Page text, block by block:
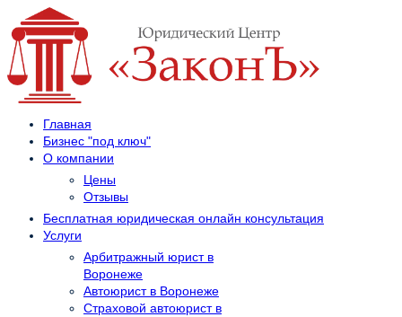
Главная
Бизнес "под ключ"
О компании
Цены
Отзывы
Бесплатная юридическая онлайн консультация
Услуги
Арбитражный юрист в
Воронеже
Автоюрист в Воронеже
Страховой автоюрист в